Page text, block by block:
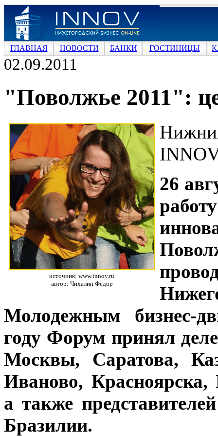
ГЛАВНАЯ НОВОСТИ БАНКИ ГОСТИНИЦЫ
02.09.2011
"Поволжье 2011":
источник: www.innov.ru
автор: Чихалин Федор
26
Молодежным бизнес-
году Форум принял
Москвы, Саратова,
Иваново,
а также
Бразилии.